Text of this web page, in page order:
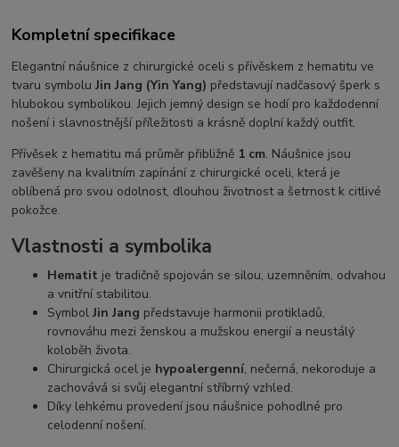
Kompletní specifikace
Elegantní náušnice z chirurgické oceli s přívěskem z hematitu ve
tvaru symboluJin Jang (Yin Yang) představují nadčasový šperk s
hlubokou symbolikou. Jejich jemný design se hodí pro každodenní
nošení i slavnostnější příležitosti a krásně doplní každý outfit.
Přívěsek z hematitu má průměr přibližně 1 cm. Náušnice jsou
zavěšeny na kvalitním zapínání z chirurgické oceli, která je
oblíbená pro svou odolnost, dlouhou životnost a šetrnost k citlivé
pokožce.
Vlastnosti a symbolika
Hematit je tradičně spojován se silou, uzemněním, odvahou
a vnitřní stabilitou.
SymbolJin Jang představuje harmonii protikladů,
rovnováhu mezi ženskou a mužskou energií a neustálý
koloběh života.
Chirurgická ocel je hypoalergenní, nečerná, nekoroduje a
zachovává si svůj elegantní stříbrný vzhled.
Díky lehkému provedení jsou náušnice pohodlné pro
celodenní nošení.